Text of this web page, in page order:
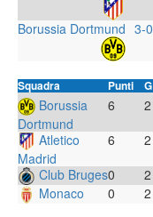
Borussia Dortmund 3-0
Squadra Punti G
Borussia
Dortmund
6 2
Atletico
Madrid
6 2
Club Bruges0 2
Monaco
0 2